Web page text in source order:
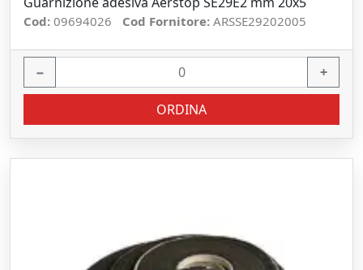
Cod: 09694026 Cod Fornitore: ARSSE29202005
− +
ORDINA